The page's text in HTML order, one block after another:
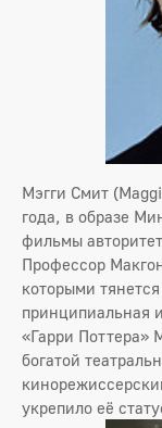
Мэгги Смит
года, в образе
фильмы
Профессор
которыми
принципиальная
«Гарри Поттера»
богатой
укрепило её